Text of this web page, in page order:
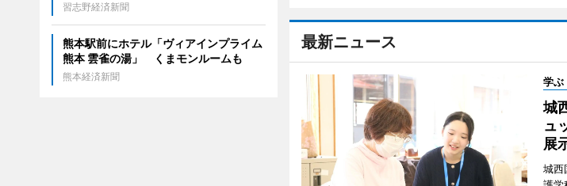
最新ニュース
学ぶ
城
ュ
展
城西
習志野経済新聞
熊本駅前にホテル「ヴィアインプライム
熊本 雲雀の湯」 くまモンルームも
熊本経済新聞